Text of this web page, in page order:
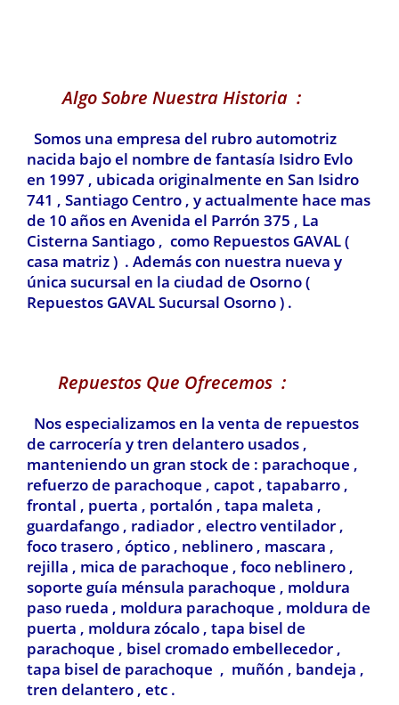
Algo Sobre Nuestra Historia :
Somos una empresa del rubro automotriz
nacida bajo el nombre de fantasía Isidro Evlo
en 1997 , ubicada originalmente en San Isidro
741 , Santiago Centro , y actualmente hace mas
de 10 años en Avenida el Parrón 375 , La
Cisterna Santiago , como Repuestos GAVAL (
casa matriz ) . Además con nuestra nueva y
única sucursal en la ciudad de Osorno (
Repuestos GAVAL Sucursal Osorno ) .
Repuestos Que Ofrecemos :
Nos especializamos en la venta de repuestos
de carrocería y tren delantero usados ,
manteniendo un gran stock de : parachoque ,
refuerzo de parachoque , capot , tapabarro ,
frontal , puerta , portalón , tapa maleta ,
guardafango , radiador , electro ventilador ,
foco trasero , óptico , neblinero , mascara ,
rejilla , mica de parachoque , foco neblinero ,
soporte guía ménsula parachoque , moldura
paso rueda , moldura parachoque , moldura de
puerta , moldura zócalo , tapa bisel de
parachoque , bisel cromado embellecedor ,
tapa bisel de parachoque , muñón , bandeja ,
tren delantero , etc .